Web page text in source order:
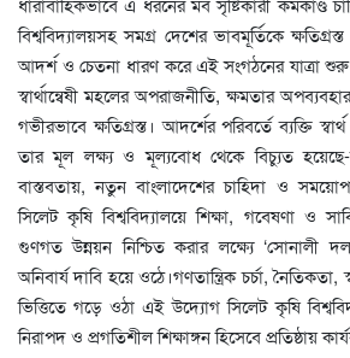
বিশ্ববিদ্যালয়সহ সমগ্র দেশের ভাবমূর্তিকে
আদর্শ ও চেতনা ধারণ করে এই সংগঠনের যাত্রা
স্বার্থান্বেষী মহলের অপরাজনীতি, ক্ষমতার
গভীরভাবে ক্ষতিগ্রস্ত। আদর্শের পরিবর্তে ব্যক্তি
তার মূল লক্ষ্য ও মূল্যবোধ থেকে বিচ্যুত
বাস্তবতায়, নতুন বাংলাদেশের চাহিদা ও
সিলেট কৃষি বিশ্ববিদ্যালয়ে শিক্ষা, গবেষণা ও
গুণগত উন্নয়ন নিশ্চিত করার লক্ষ্যে ‘সোনালী
অনিবার্য দাবি হয়ে ওঠে।গণতান্ত্রিক চর্চা, নৈতিকতা,
ভিত্তিতে গড়ে ওঠা এই উদ্যোগ সিলেট কৃষি
নিরাপদ ও প্রগতিশীল শিক্ষাঙ্গন হিসেবে প্রতিষ্ঠায়